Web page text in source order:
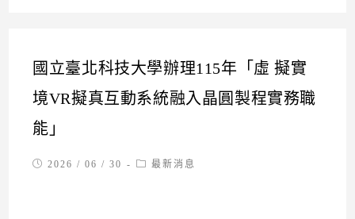
國立臺北科技大學辦理115年「虛 擬實
境VR擬真互動系統融入晶圓製程實務職
能」
Post2026 / 06 / 30
Post最新消息